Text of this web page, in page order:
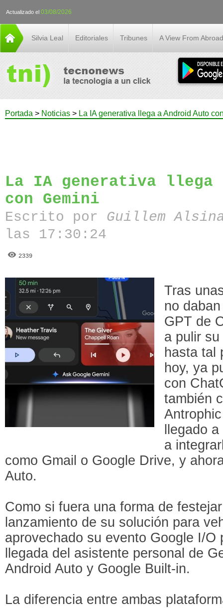
Actualizado el 03/08/2026
Silvia Leal Editoriales Tribunes A View From Abroad
Portada > Noticias > La IA generativa llega a Android Auto
La IA generativa llega
con Gemini
Escrito por Guillem
las 17:30:24
2339
Tras
no
GPT de
a pulir
hasta tal
hoy, ya
con
también
llegado
a
como Gmail o Google Drive, y
Auto.
Como si fuera una forma de
lanzamiento de su solución para
aprovechado su evento Google I/O
llegada del asistente personal de
Android Auto y Google Built-in.
La diferencia entre ambas